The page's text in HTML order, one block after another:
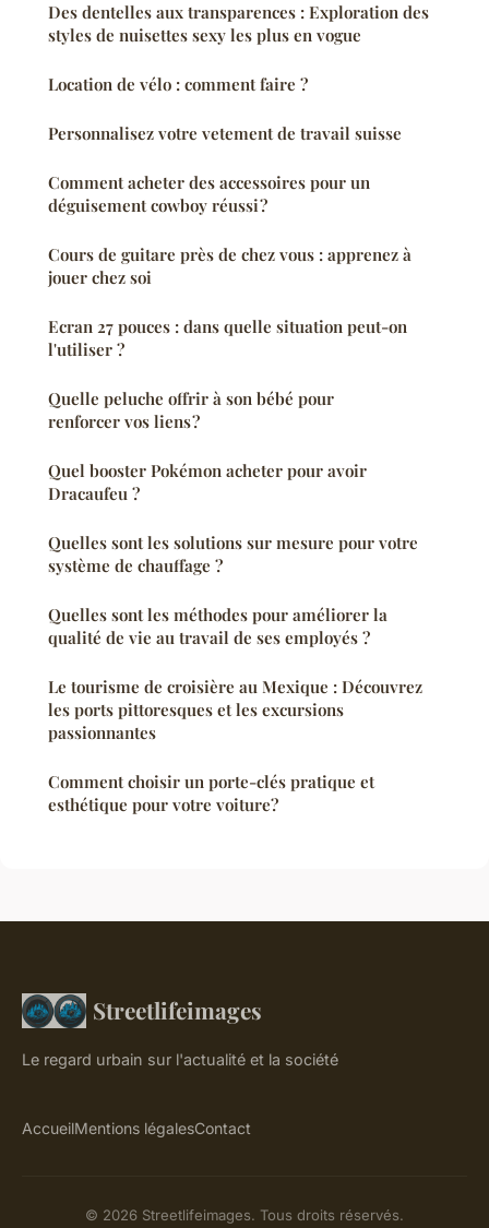
Des dentelles aux transparences : Exploration des
styles de nuisettes sexy les plus en vogue
Location de vélo : comment faire ?
Personnalisez votre vetement de travail suisse
Comment acheter des accessoires pour un
déguisement cowboy réussi ?
Cours de guitare près de chez vous : apprenez à
jouer chez soi
Ecran 27 pouces : dans quelle situation peut-on
l'utiliser ?
Quelle peluche offrir à son bébé pour
renforcer vos liens ?
Quel booster Pokémon acheter pour avoir
Dracaufeu ?
Quelles sont les solutions sur mesure pour votre
système de chauffage ?
Quelles sont les méthodes pour améliorer la
qualité de vie au travail de ses employés ?
Le tourisme de croisière au Mexique : Découvrez
les ports pittoresques et les excursions
passionnantes
Comment choisir un porte-clés pratique et
esthétique pour votre voiture?
Streetlifeimages
Le regard urbain sur l'actualité et la société
AccueilMentions légalesContact
© 2026 Streetlifeimages. Tous droits réservés.